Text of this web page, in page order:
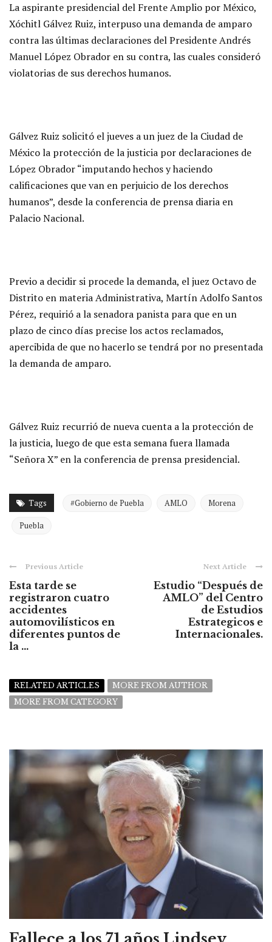
La aspirante presidencial del Frente Amplio por México,
Xóchitl Gálvez Ruiz, interpuso una demanda de amparo
contra las últimas declaraciones del Presidente Andrés
Manuel López Obrador en su contra, las cuales consideró
violatorias de sus derechos humanos.
Gálvez Ruiz solicitó el jueves a un juez de la Ciudad de
México la protección de la justicia por declaraciones de
López Obrador “imputando hechos y haciendo
calificaciones que van en perjuicio de los derechos
humanos”, desde la conferencia de prensa diaria en
Palacio Nacional.
Previo a decidir si procede la demanda, el juez Octavo de
Distrito en materia Administrativa, Martín Adolfo Santos
Pérez, requirió a la senadora panista para que en un
plazo de cinco días precise los actos reclamados,
apercibida de que no hacerlo se tendrá por no presentada
la demanda de amparo.
Gálvez Ruiz recurrió de nueva cuenta a la protección de
la justicia, luego de que esta semana fuera llamada
“Señora X” en la conferencia de prensa presidencial.
Tags #Gobierno de Puebla AMLO Morena
Puebla
Previous Article
Esta tarde se
registraron cuatro
accidentes
automovilísticos en
diferentes puntos de
la ...
Next Article
Estudio “Después de
AMLO” del Centro
de Estudios
Estrategicos e
Internacionales.
RELATED ARTICLES
MORE FROM AUTHOR
MORE FROM CATEGORY